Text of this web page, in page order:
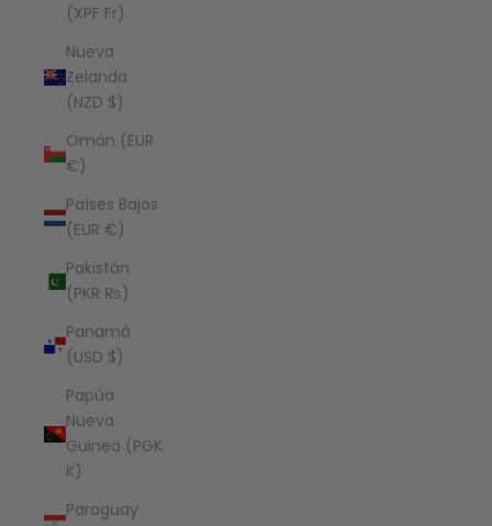
(XPF Fr)
Nueva
Zelanda
(NZD $)
Omán (EUR
€)
Países Bajos
(EUR €)
Pakistán
(PKR ₨)
Panamá
(USD $)
Papúa
Nueva
Guinea (PGK
K)
Paraguay